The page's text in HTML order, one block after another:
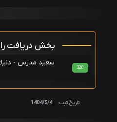
بخش دریافت
سعید مدرس -
320
تاریخ ثبت: 1404/5/4